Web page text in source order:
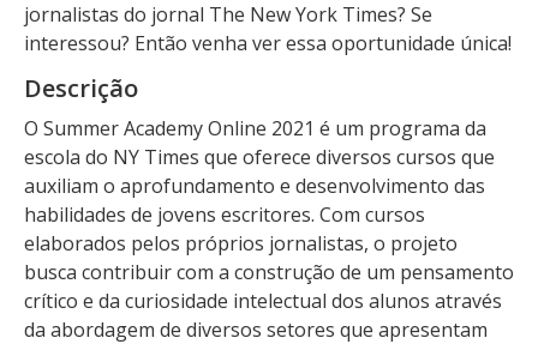
jornalistas do jornal The New York Times? Se
interessou? Então venha ver essa oportunidade única!
Descrição
O Summer Academy Online 2021 é um programa da
escola do NY Times que oferece diversos cursos que
auxiliam o aprofundamento e desenvolvimento das
habilidades de jovens escritores. Com cursos
elaborados pelos próprios jornalistas, o projeto
busca contribuir com a construção de um pensamento
crítico e da curiosidade intelectual dos alunos através
da abordagem de diversos setores que apresentam